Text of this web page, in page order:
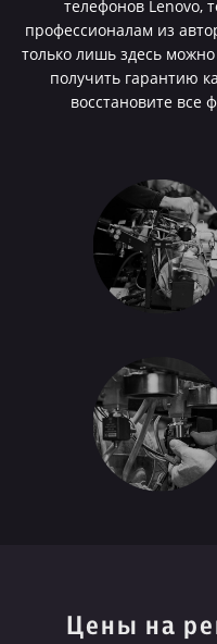
телефонов Lenovo,
профессионалам из
только лишь здесь
получить гарантию
восстановите все
Цены на